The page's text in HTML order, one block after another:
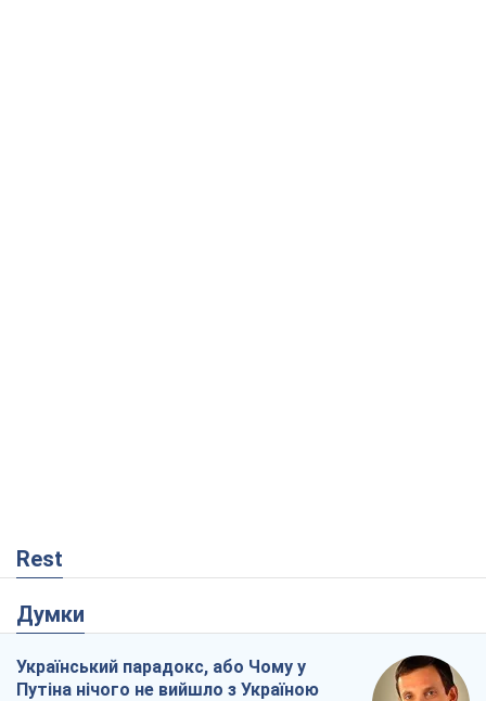
Rest
Думки
Український парадокс, або Чому у
Путіна нічого не вийшло з Україною